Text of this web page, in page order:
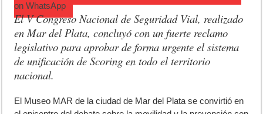
onWhatsApp
El V Congreso Nacional de Seguridad Vial, realizado
en Mar del Plata, concluyó con un fuerte reclamo
legislativo para aprobar de forma urgente el sistema
de unificación de Scoring en todo el territorio
nacional.
E l Museo MAR de la ciudad de Mar del Plata se convirtió en